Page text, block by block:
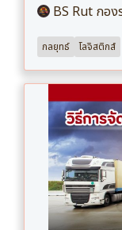
BS Rut กอง
กลยุทธ์ โลจิสติกส์